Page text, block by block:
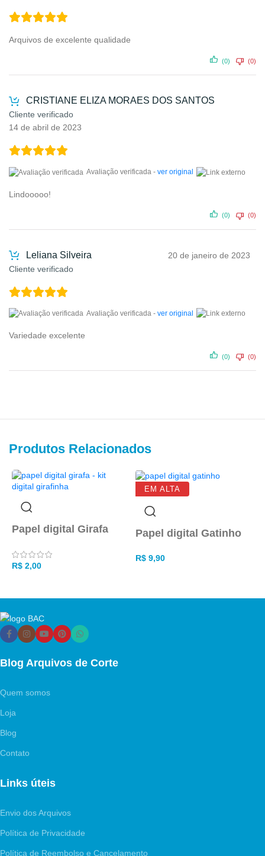
Arquivos de excelente qualidade
(0) (0)
CRISTIANE ELIZA MORAES DOS SANTOS
Cliente verificado
14 de abril de 2023
Avaliação verificada - ver original
Lindooooo!
(0) (0)
Leliana Silveira
Cliente verificado
20 de janeiro de 2023
Avaliação verificada - ver original
Variedade excelente
(0) (0)
Produtos Relacionados
Papel digital Girafa
R$ 2,00
EM ALTA
Papel digital Gatinho
R$9,90
Blog Arquivos de Corte
Quem somos
Loja
Blog
Contato
Links úteis
Envio dos Arquivos
Política de Privacidade
Política de Reembolso e Cancelamento